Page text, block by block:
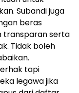
Subandi juga
beras
transparan serta
Tidak boleh
tapi
legawa jika